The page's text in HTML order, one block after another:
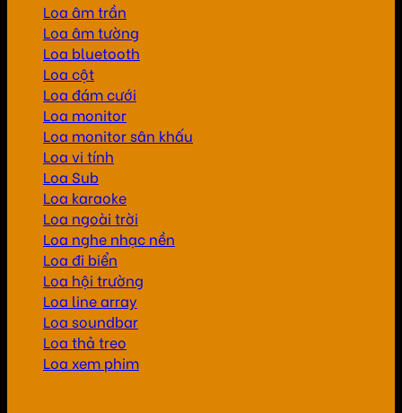
Loa âm trần
Loa âm tường
Loa bluetooth
Loa cột
Loa đám cưới
Loa monitor
Loa monitor sân khấu
Loa vi tính
Loa Sub
Loa karaoke
Loa ngoài trời
Loa nghe nhạc nền
Loa đi biển
Loa hội trường
Loa line array
Loa soundbar
Loa thả treo
Loa xem phim